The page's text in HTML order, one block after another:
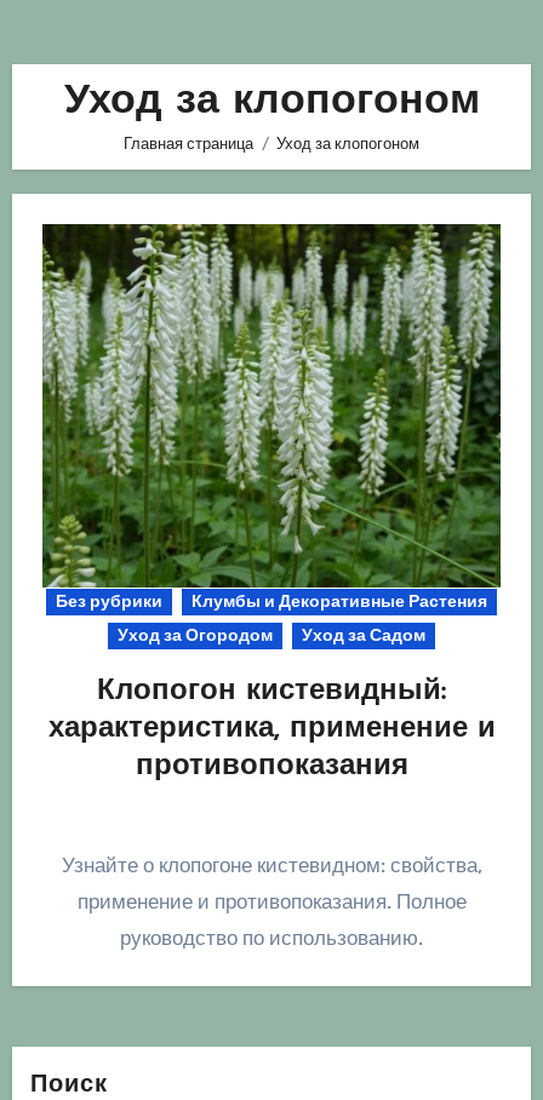
Уход за клопогоном
Главная страница Уход за клопогоном
Без рубрики
Клумбы и Декоративные Растения
Уход за Огородом
Уход за Садом
Клопогон кистевидный:
характеристика, применение и
противопоказания
Узнайте о клопогоне кистевидном: свойства,
применение и противопоказания. Полное
руководство по использованию.
Поиск